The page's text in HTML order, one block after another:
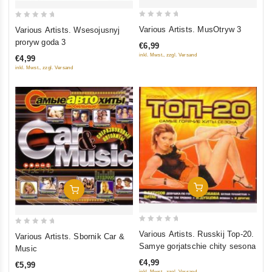
5
Various Artists. Wsesojusnyj
proryw goda 3
€4,99
inkl. Mwst., zzgl. Versand
of
Various Artists. MusOtryw 3
€6,99
inkl. Mwst., zzgl. Versand
In Den Warenkorb
5
Various Artists. Sbornik Car &
Music
€5,99
In Den Warenkorb
5
Various Artists. Russkij Top-20.
Samye gorjatschie chity sesona
€4,99